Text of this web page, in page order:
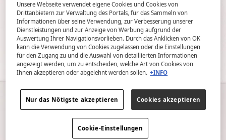
Unsere Webseite verwendet eigene Cookies und Cookies von
Drittanbietern zur Verwaltung des Portals, für das Sammeln von
Informationen über seine Verwendung, zur Verbesserung unserer
Dienstleistungen und zur Anzeige von Werbung aufgrund der
Auswertung Ihrer Navigationsvorlieben. Durch das Anklicken von OK
kann die Verwendung von Cookies zugelassen oder die Einstellungen
für den Zugang zu und die Auswahl von detaillierten Informationen
angezeigt werden, um zu entscheiden, welche Art von Cookies von
Ihnen akzeptieren oder abgelehnt werden sollen. +INFO
Nur das Nötigste akzeptieren Cookies akzeptieren
Cookie-Einstellungen